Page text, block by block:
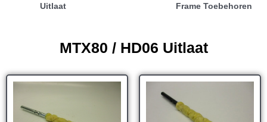
Uitlaat Frame Toebehoren
MTX80 / HD06 Uitlaat